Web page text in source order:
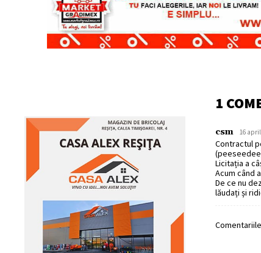
1
csm 16
Contractul
Licitația a
Acum când
De ce nu
lăudați și